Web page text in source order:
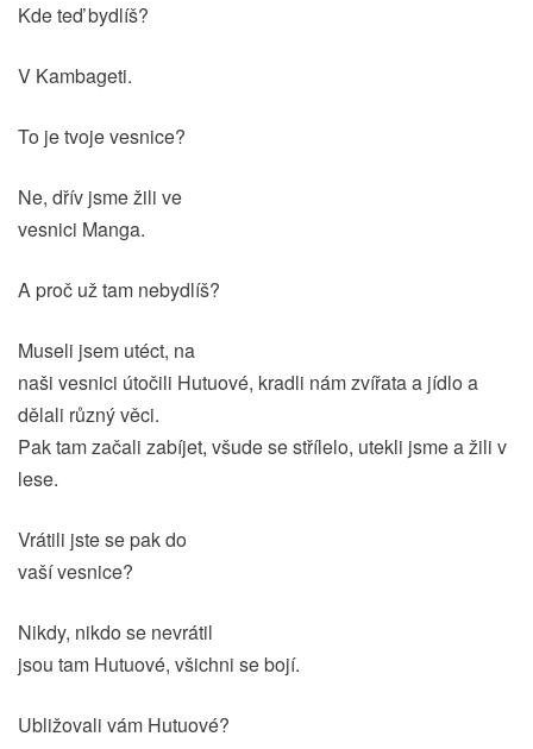
Kde teď bydlíš?
V Kambageti.
To je tvoje vesnice?
Ne, dřív jsme žili ve
vesnici Manga.
A proč už tam nebydlíš?
Museli jsem utéct, na
naši vesnici útočili Hutuové, kradli nám zvířata a jídlo a
dělali různý věci.
Pak tam začali zabíjet, všude se střílelo, utekli jsme a žili v
lese.
Vrátili jste se pak do
vaší vesnice?
Nikdy, nikdo se nevrátil
jsou tam Hutuové, všichni se bojí.
Ubližovali vám Hutuové?